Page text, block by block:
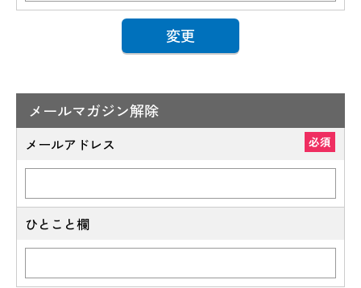
メールマガジン解除
メールアドレス 必須
ひとこと欄